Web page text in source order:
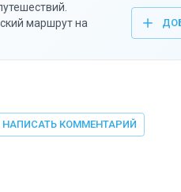
маршрут на
КОММЕНТАРИЙ